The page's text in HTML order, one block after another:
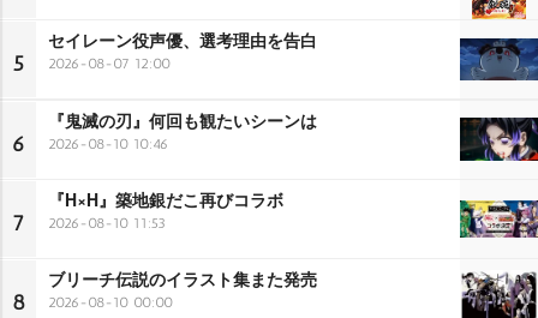
5
セイレーン役声優、選考理由を告白
2026-08-07 12:00
6
『鬼滅の刃』何回も観たいシーンは
2026-08-10 10:46
7
『H×H』築地銀だこ再びコラボ
2026-08-10 11:53
8
ブリーチ伝説のイラスト集また発売
2026-08-10 00:00